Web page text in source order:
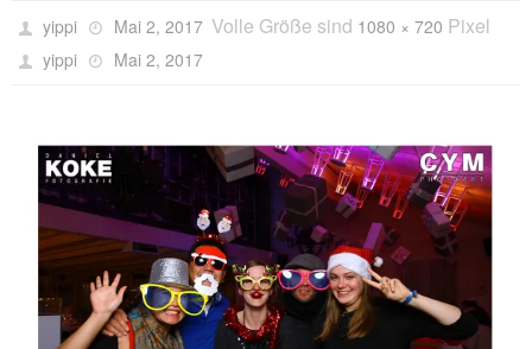
yippi Mai 2, 2017 Volle Größe sind 1080 × 720 Pixel
yippi Mai 2, 2017